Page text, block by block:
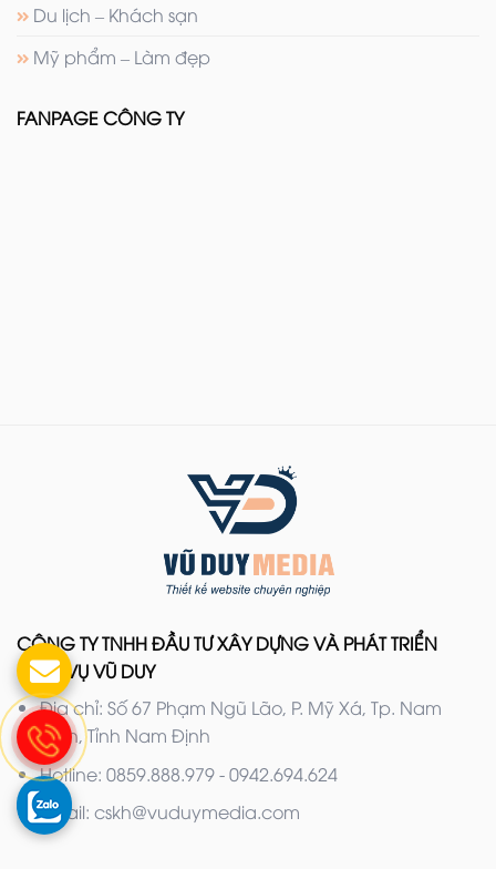
Du lịch – Khách sạn
Mỹ phẩm – Làm đẹp
FANPAGE CÔNG TY
CÔNG TY TNHH ĐẦU TƯ XÂY DỰNG VÀ PHÁT TRIỂN
DỊCH VỤ VŨ DUY
Địa chỉ: Số 67 Phạm Ngũ Lão, P. Mỹ Xá, Tp. Nam
Định, Tỉnh Nam Định
Hotline: 0859.888.979 - 0942.694.624
Email: cskh@vuduymedia.com